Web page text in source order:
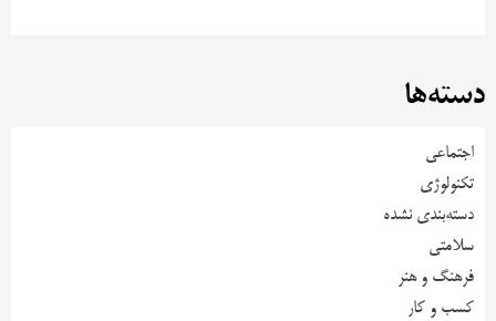
دسته‌ها
اجتماعی
تکنولوژی
دسته‌بندی نشده
سلامتی
فرهنگ و هنر
کسب و کار